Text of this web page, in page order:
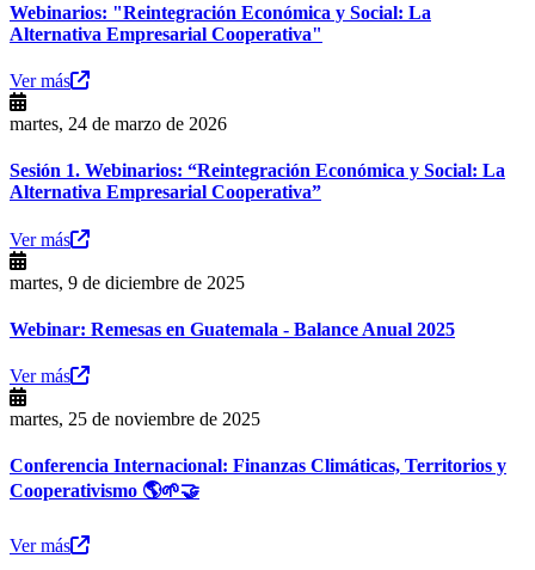
Webinarios: "Reintegración Económica y Social: La
Alternativa Empresarial Cooperativa"
Ver más
martes, 24 de marzo de 2026
Sesión 1. Webinarios: “Reintegración Económica y Social: La
Alternativa Empresarial Cooperativa”
Ver más
martes, 9 de diciembre de 2025
Webinar: Remesas en Guatemala - Balance Anual 2025
Ver más
martes, 25 de noviembre de 2025
Conferencia Internacional: Finanzas Climáticas, Territorios y
Cooperativismo 🌎🌱🤝
Ver más